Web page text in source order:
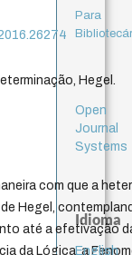
Hegel.
com que a
Hegel,
até a efetivação
da Lógica, a
Para
Open
Journal
Systems
Idioma
English